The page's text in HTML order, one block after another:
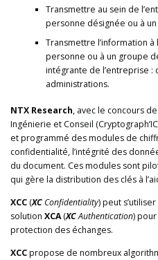
Transmettre au sein de
personne désignée ou à
Transmettre l’information
personne ou à un groupe
intégrante de l’entreprise :
administrations.
NTX Research, avec le concours
Ingénierie et Conseil
et programmé des modules de
confidentialité, l’intégrité des
du document. Ces modules sont
qui gère la distribution des clés à
XCC (XC Confidentiality) peut
solution XCA(XCAuthentication)
protection des échanges.
XCCpropose de nombreux